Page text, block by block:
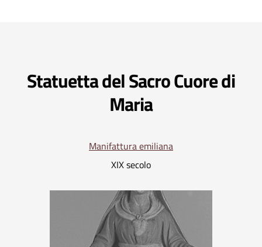
Statuetta del Sacro Cuore di
Maria
Manifattura emiliana
XIX secolo